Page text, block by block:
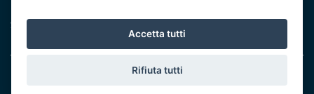
Servizi Intranet
© Regione Puglia
Accetta tutti
Rifiuta tutti